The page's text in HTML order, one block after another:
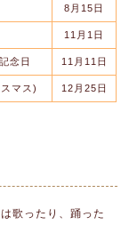
8月15日
11月1日
念日 11月11日
マス) 12月25日
歌ったり、踊った